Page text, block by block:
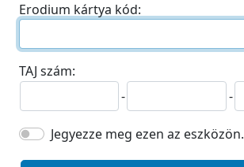
Erodium kártya kód:
TAJ szám:
-
-
Jegyezze meg ezen az eszközön.